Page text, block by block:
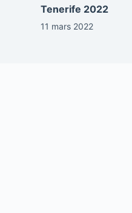
Tenerife 2022
11 mars 2022